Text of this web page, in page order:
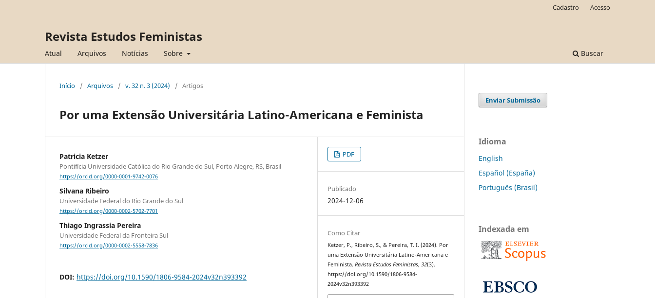
Revista Estudos Feministas
Atual Arquivos Notícias Sobre Buscar
Cadastro Acesso
Início / Arquivos / v. 32 n. 3 (2024) / Artigos
Por uma Extensão Universitária Latino-Americana e Feminista
Patricia Ketzer
Pontifícia Universidade Católica do Rio Grande do Sul, Porto Alegre, RS, Brasil
https://orcid.org/0000-0001-9742-0076
Silvana Ribeiro
Universidade Federal do Rio Grande do Sul
https://orcid.org/0000-0002-5702-7701
Thiago Ingrassia Pereira
Universidade Federal da Fronteira Sul
https://orcid.org/0000-0002-5558-7836
DOI: https://doi.org/10.1590/1806-9584-2024v32n393392
PDF
Publicado
2024-12-06
Como Citar
Ketzer, P., Ribeiro, S., & Pereira, T. I. (2024). Por
uma Extensão Universitária Latino-Americana e
Feminista.Revista Estudos Feministas,32(3).
https://doi.org/10.1590/1806-9584-
2024v32n393392
Enviar Submissão
Idioma
English
Español (España)
Português (Brasil)
Indexada em